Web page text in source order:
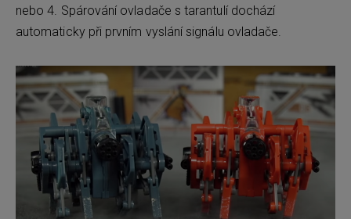
nebo 4. Spárování ovladače s tarantulí dochází
automaticky při prvním vyslání signálu ovladače.